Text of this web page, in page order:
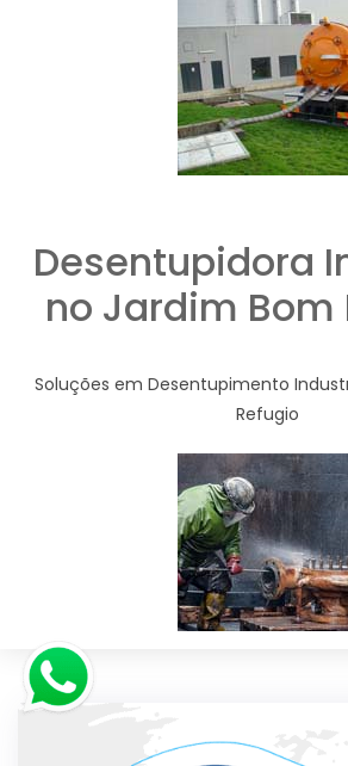
Desentupidora
no Jardim Bom
Soluções em Desentupimento
Refugio